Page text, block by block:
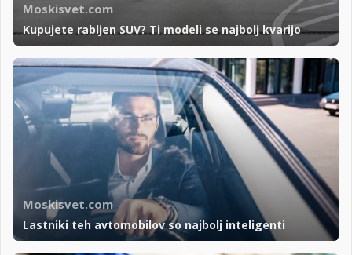
Moskisvet.com
Kupujete rabljen SUV? Ti modeli se najbolj kvarijo
Moskisvet.com
Lastniki teh avtomobilov so najbolj inteligenti